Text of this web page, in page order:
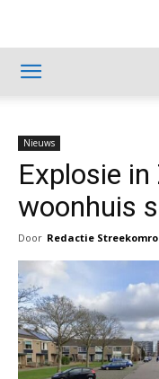
Nieuws
Explosie
woonhuis
Door Redactie